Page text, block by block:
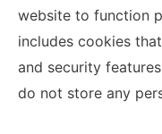
website to function
includes cookies
and security
do not store any